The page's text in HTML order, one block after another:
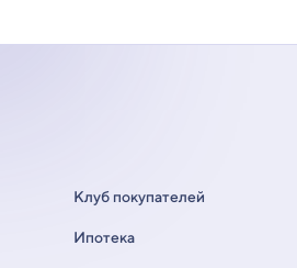
Клуб покупателей
Ипотека